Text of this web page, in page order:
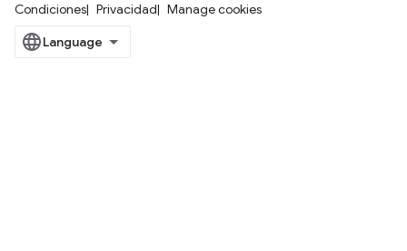
Condiciones Privacidad Manage cookies